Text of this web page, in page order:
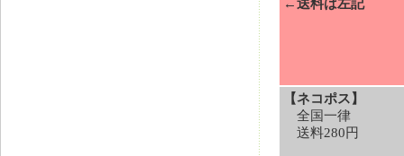
←送料は左記
【ネコポス】
全国一律
送料280円